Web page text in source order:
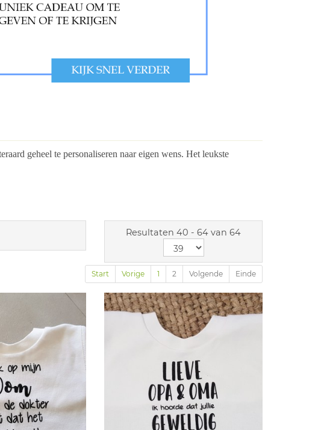
geheel te personaliseren naar eigen wens. Het leukste
Resultaten 40 - 64 van 64
Start Vorige 1 2 Volgende Einde